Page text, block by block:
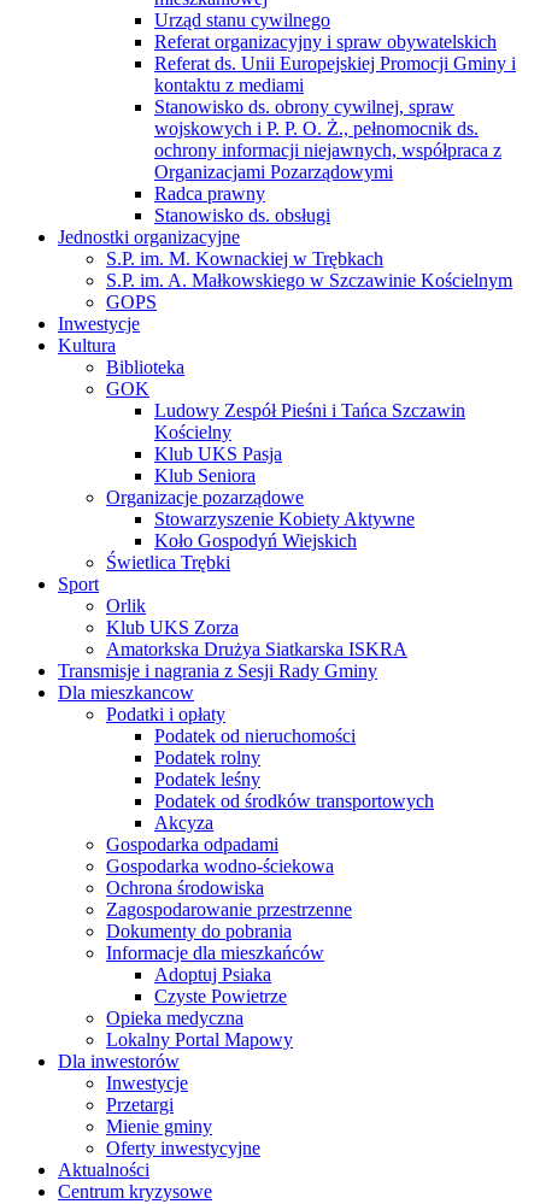
Urząd stanu cywilnego
Referat organizacyjny i spraw obywatelskich
Referat ds. Unii Europejskiej Promocji Gminy i
kontaktu z mediami
Stanowisko ds. obrony cywilnej, spraw
wojskowych i P. P. O. Ż., pełnomocnik ds.
ochrony informacji niejawnych, współpraca z
Organizacjami Pozarządowymi
Radca prawny
Stanowisko ds. obsługi
Jednostki organizacyjne
S.P. im. M. Kownackiej w Trębkach
S.P. im. A. Małkowskiego w Szczawinie Kościelnym
GOPS
Inwestycje
Kultura
Biblioteka
GOK
Ludowy Zespół Pieśni i Tańca Szczawin
Kościelny
Klub UKS Pasja
Klub Seniora
Organizacje pozarządowe
Stowarzyszenie Kobiety Aktywne
Koło Gospodyń Wiejskich
Świetlica Trębki
Sport
Orlik
Klub UKS Zorza
Amatorkska Drużya Siatkarska ISKRA
Transmisje i nagrania z Sesji Rady Gminy
Dla mieszkancow
Podatki i opłaty
Podatek od nieruchomości
Podatek rolny
Podatek leśny
Podatek od środków transportowych
Akcyza
Gospodarka odpadami
Gospodarka wodno-ściekowa
Ochrona środowiska
Zagospodarowanie przestrzenne
Dokumenty do pobrania
Informacje dla mieszkańców
Adoptuj Psiaka
Czyste Powietrze
Opieka medyczna
Lokalny Portal Mapowy
Dla inwestorów
Inwestycje
Przetargi
Mienie gminy
Oferty inwestycyjne
Aktualności
Centrum kryzysowe